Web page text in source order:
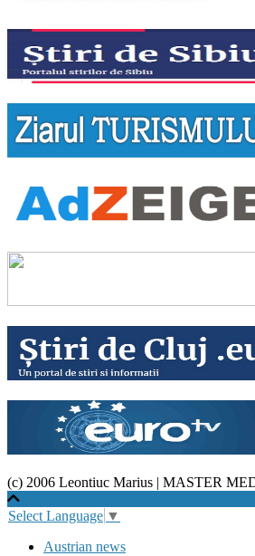
(c) 2006 Leontiuc Marius | MASTER
Select Language ▼
Austrian news